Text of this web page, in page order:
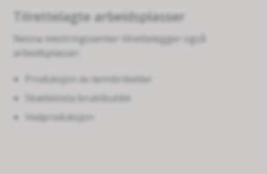
Tilrettelagte arbeidsplasser
Nesna mestringssenter tilrettelegger også
arbeidsplasser.
Produksjon av tennbriketter
Skattekista bruktbutikk
Vedproduksjon